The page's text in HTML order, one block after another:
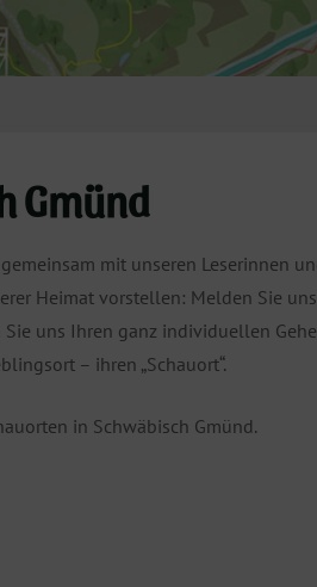
Gmünd
mit unseren Leserinnen
Heimat vorstellen: Melden Sie
uns Ihren ganz individuellen
– ihren „Schauort“.
in Schwäbisch Gmünd.